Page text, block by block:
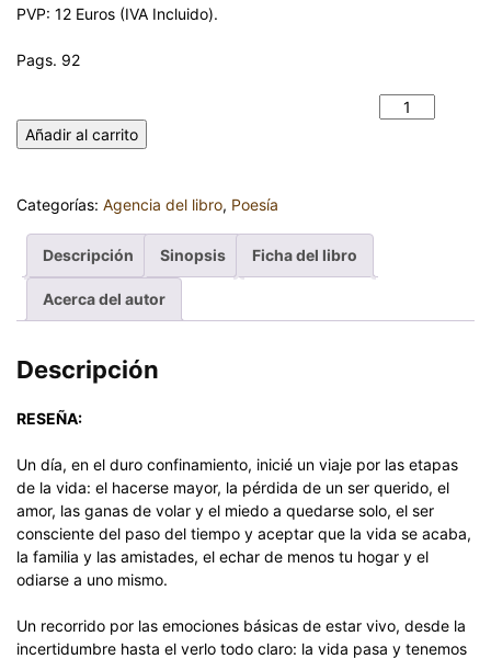
PVP: 12 Euros (IVA Incluido).
Pags. 92
Añadir al carrito
Categorías: Agencia del libro, Poesía
Descripción Sinopsis Ficha del libro
Acerca del autor
Descripción
RESEÑA:
Un día, en el duro confinamiento, inicié un viaje por las etapas
de la vida: el hacerse mayor, la pérdida de un ser querido, el
amor, las ganas de volar y el miedo a quedarse solo, el ser
consciente del paso del tiempo y aceptar que la vida se acaba,
la familia y las amistades, el echar de menos tu hogar y el
odiarse a uno mismo.
Un recorrido por las emociones básicas de estar vivo, desde la
incertidumbre hasta el verlo todo claro: la vida pasa y tenemos